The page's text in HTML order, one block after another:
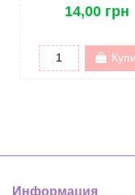
14,00 грн
Информация